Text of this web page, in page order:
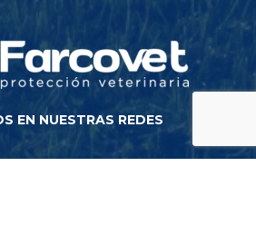
EN NUESTRAS REDES